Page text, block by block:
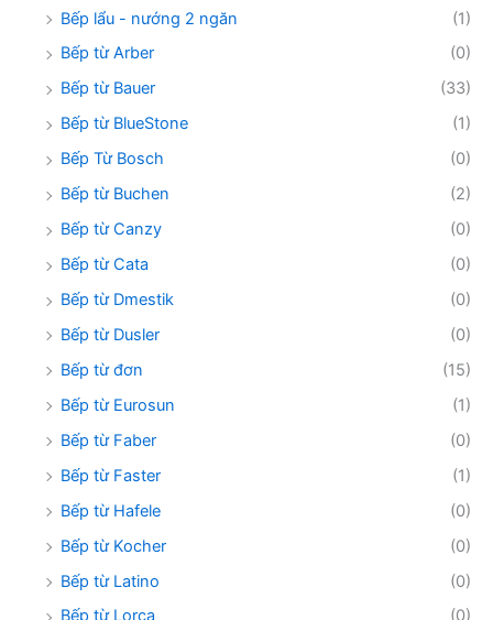
Bếp lẩu - nướng 2 ngăn
(1)
Bếp từ Arber
(0)
Bếp từ Bauer
(33)
Bếp từ BlueStone
(1)
Bếp Từ Bosch
(0)
Bếp từ Buchen
(2)
Bếp từ Canzy
(0)
Bếp từ Cata
(0)
Bếp từ Dmestik
(0)
Bếp từ Dusler
(0)
Bếp từ đơn
(15)
Bếp từ Eurosun
(1)
Bếp từ Faber
(0)
Bếp từ Faster
(1)
Bếp từ Hafele
(0)
Bếp từ Kocher
(0)
Bếp từ Latino
(0)